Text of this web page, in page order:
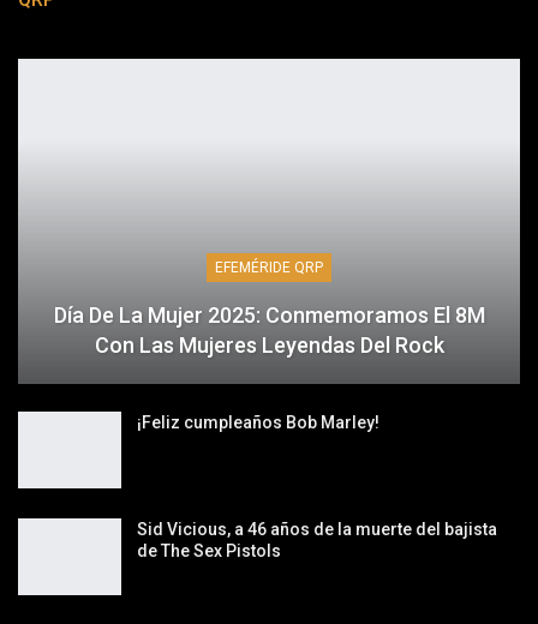
EFEMÉRIDE QRP
Día De La Mujer 2025: Conmemoramos El 8M
Con Las Mujeres Leyendas Del Rock
¡Feliz cumpleaños Bob Marley!
Sid Vicious, a 46 años de la muerte del bajista
de The Sex Pistols